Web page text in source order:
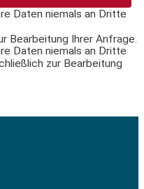
Daten niemals an Dritte
Bearbeitung Ihrer Anfrage.
Daten niemals an Dritte
zur Bearbeitung